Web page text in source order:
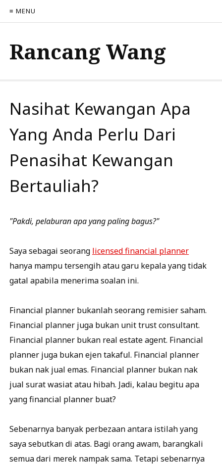
≡ MENU
Rancang Wang
Nasihat Kewangan Apa
Yang Anda Perlu Dari
Penasihat Kewangan
Bertauliah?
"Pakdi, pelaburan apa yang paling bagus?"
Saya sebagai seorang licensed financial planner
hanya mampu tersengih atau garu kepala yang tidak
gatal apabila menerima soalan ini.
Financial planner bukanlah seorang remisier saham.
Financial planner juga bukan unit trust consultant.
Financial planner bukan real estate agent. Financial
planner juga bukan ejen takaful. Financial planner
bukan nak jual emas. Financial planner bukan nak
jual surat wasiat atau hibah. Jadi, kalau begitu apa
yang financial planner buat?
Sebenarnya banyak perbezaan antara istilah yang
saya sebutkan di atas. Bagi orang awam, barangkali
semua dari merek nampak sama. Tetapi sebenarnya